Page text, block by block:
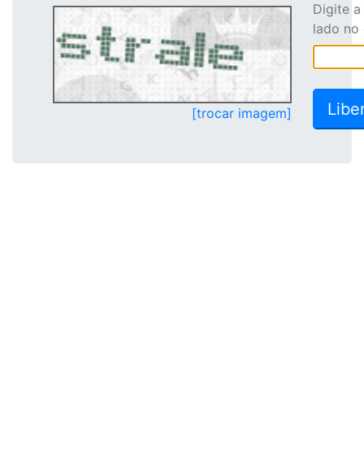
[trocar imagem]
Digite
lado no